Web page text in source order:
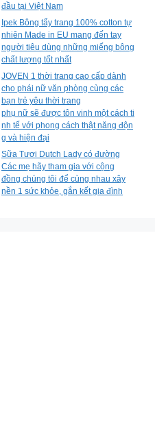
đầu tại Việt Nam
Ipek Bông tẩy trang 100% cotton tự
nhiên Made in EU mang đến tay
người tiêu dùng những miếng bông
chất lượng tốt nhất
JOVEN 1 thời trang cao cấp dành
cho phái nữ văn phòng cùng các
bạn trẻ yêu thời trang
phụ nữ sẽ được tôn vinh một cách ti
nh tế với phong cách thật năng độn
g và hiện đại
Sữa Tươi Dutch Lady có đường
Các mẹ hãy tham gia với cộng
đồng chúng tôi để cùng nhau xây
nền 1 sức khỏe, gắn kết gia đình